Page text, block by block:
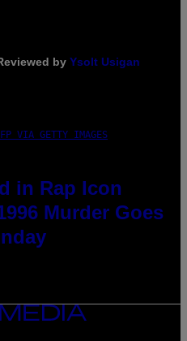
by Ysolt Usigan
VIA GETTY IMAGES
in Rap Icon
Murder Goes